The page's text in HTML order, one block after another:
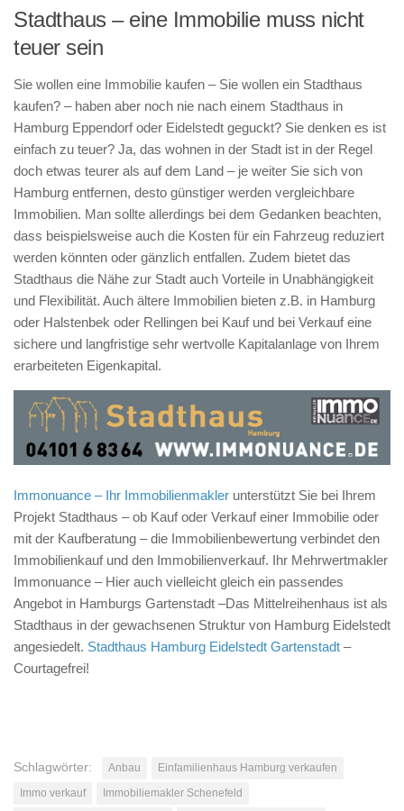
Stadthaus – eine Immobilie muss nicht
teuer sein
Sie wollen eine Immobilie kaufen – Sie wollen ein Stadthaus
kaufen? – haben aber noch nie nach einem Stadthaus in
Hamburg Eppendorf oder Eidelstedt geguckt? Sie denken es ist
einfach zu teuer? Ja, das wohnen in der Stadt ist in der Regel
doch etwas teurer als auf dem Land – je weiter Sie sich von
Hamburg entfernen, desto günstiger werden vergleichbare
Immobilien. Man sollte allerdings bei dem Gedanken beachten,
dass beispielsweise auch die Kosten für ein Fahrzeug reduziert
werden könnten oder gänzlich entfallen. Zudem bietet das
Stadthaus die Nähe zur Stadt auch Vorteile in Unabhängigkeit
und Flexibilität. Auch ältere Immobilien bieten z.B. in Hamburg
oder Halstenbek oder Rellingen bei Kauf und bei Verkauf eine
sichere und langfristige sehr wertvolle Kapitalanlage von Ihrem
erarbeiteten Eigenkapital.
Immonuance – Ihr Immobilienmakler unterstützt Sie bei Ihrem
Projekt Stadthaus – ob Kauf oder Verkauf einer Immobilie oder
mit der Kaufberatung – die Immobilienbewertung verbindet den
Immobilienkauf und den Immobilienverkauf. Ihr Mehrwertmakler
Immonuance – Hier auch vielleicht gleich ein passendes
Angebot in Hamburgs Gartenstadt –Das Mittelreihenhaus ist als
Stadthaus in der gewachsenen Struktur von Hamburg Eidelstedt
angesiedelt. Stadthaus Hamburg Eidelstedt Gartenstadt –
Courtagefrei!
Schlagwörter: Anbau
Einfamilienhaus Hamburg verkaufen
Immo verkauf
Immobiliemakler Schenefeld